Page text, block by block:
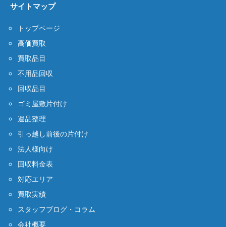
サイトマップ
トップページ
高価買取
買取品目
不用品回収
回収品目
ゴミ屋敷片付け
遺品整理
引っ越し前後の片付け
法人様向け
回収料金表
対応エリア
買取実績
スタッフブログ・コラム
会社概要